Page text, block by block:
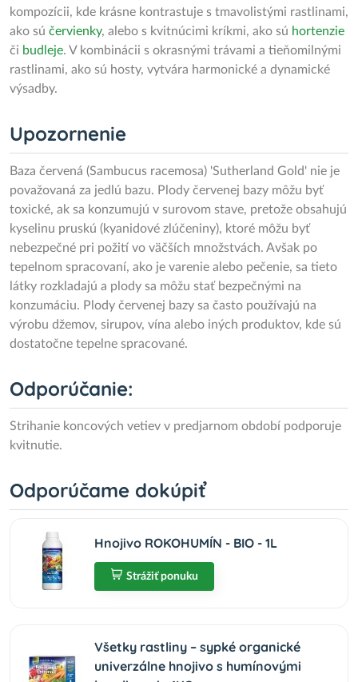
kompozícii, kde krásne kontrastuje s tmavolistými rastlinami,
ako sú červienky, alebo s kvitnúcimi kríkmi, ako sú hortenzie
či budleje. V kombinácii s okrasnými trávami a tieňomilnými
rastlinami, ako sú hosty, vytvára harmonické a dynamické
výsadby.
Upozornenie
Baza červená (Sambucus racemosa) 'Sutherland Gold' nie je
považovaná za jedlú bazu. Plody červenej bazy môžu byť
toxické, ak sa konzumujú v surovom stave, pretože obsahujú
kyselinu pruskú (kyanidové zlúčeniny), ktoré môžu byť
nebezpečné pri požití vo väčších množstvách. Avšak po
tepelnom spracovaní, ako je varenie alebo pečenie, sa tieto
látky rozkladajú a plody sa môžu stať bezpečnými na
konzumáciu. Plody červenej bazy sa často používajú na
výrobu džemov, sirupov, vína alebo iných produktov, kde sú
dostatočne tepelne spracované.
Odporúčanie:
Strihanie koncových vetiev v predjarnom období podporuje
kvitnutie.
Odporúčame dokúpiť
Hnojivo ROKOHUMÍN - BIO - 1L
Strážiť ponuku
Všetky rastliny – sypké organické
univerzálne hnojivo s humínovými